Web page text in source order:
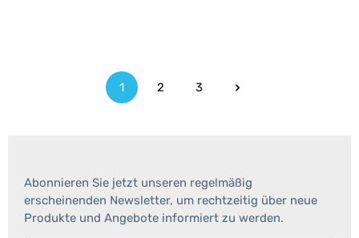
Seite
1
Seite
2
Seite
3
Abonnieren Sie jetzt unseren regelmäßig
erscheinenden Newsletter, um rechtzeitig über neue
Produkte und Angebote informiert zu werden.